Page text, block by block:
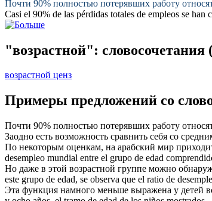
Почти 90% полностью потерявших работу
Casi el 90% de las pérdidas totales de empleos se han
"возрастной": словосочетания
возрастной ценз
Примеры предложений со
Почти 90% полностью потерявших работу
Заодно есть возможность сравнить себя со
По некоторым оценкам, на арабский мир
desempleo mundial entre el grupo de edad
Но даже в этой возрастной группе можно
este grupo de edad, se observa que el ratio de
Эта функция намного меньше выражена у детей